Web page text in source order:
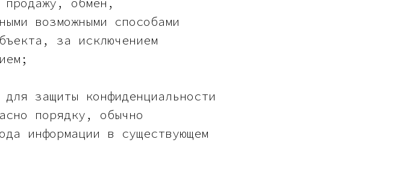
возможными способами
за исключением
защиты конфиденциальности
порядку, обычно
информации в существующем